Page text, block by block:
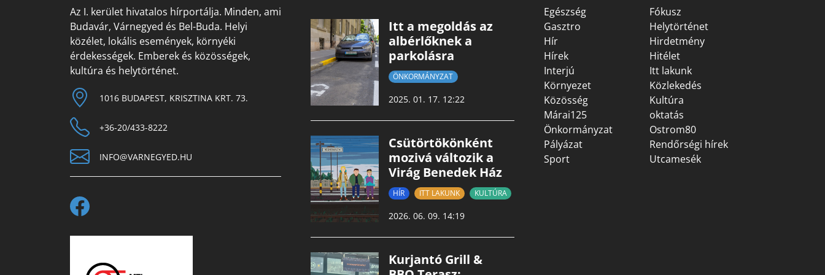
Az I. kerület hivatalos hírportálja. Minden, ami
Budavár, Várnegyed és Bel-Buda. Helyi
közélet, lokális események, környéki
érdekességek. Emberek és közösségek,
kultúra és helytörténet.
1016 BUDAPEST, KRISZTINA KRT. 73.
+36-20/433-8222
INFO@VARNEGYED.HU
Itt a megoldás az
albérlőknek a
parkolásra
ÖNKORMÁNYZAT
2025. 01. 17. 12:22
Csütörtökönként
mozivá változik a
Virág Benedek Ház
HÍR ITT LAKUNK KULTÚRA
2026. 06. 09. 14:19
Kurjantó Grill &
Egészség
Fókusz
Gasztro
Helytörténet
Hír
Hirdetmény
Hírek
Hitélet
Interjú
Itt lakunk
Környezet
Közlekedés
Közösség
Kultúra
Márai125
oktatás
Önkormányzat
Ostrom80
Pályázat
Rendőrségi hírek
Sport
Utcamesék